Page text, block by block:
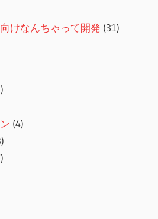
けなんちゃって開発 (31)
(4)